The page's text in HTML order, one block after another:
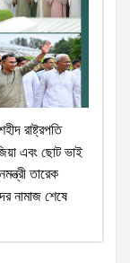
রাষ্ট্রপতি
এবং ছোট ভাই
তারেক
নামাজ শেষে